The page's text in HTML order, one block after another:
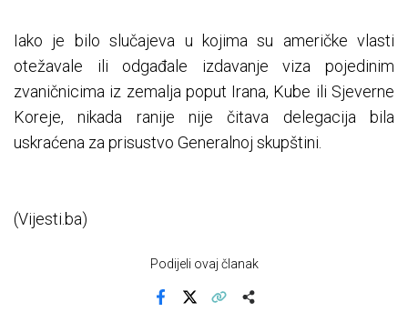
Iako je bilo slučajeva u kojima su američke vlasti
otežavale ili odgađale izdavanje viza pojedinim
zvaničnicima iz zemalja poput Irana, Kube ili Sjeverne
Koreje, nikada ranije nije čitava delegacija bila
uskraćena za prisustvo Generalnoj skupštini.
(Vijesti.ba)
Podijeli ovaj članak